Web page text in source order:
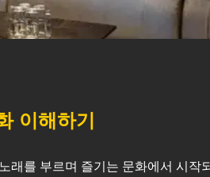
이해하기
래를 부르며 즐기는 문화에서 시